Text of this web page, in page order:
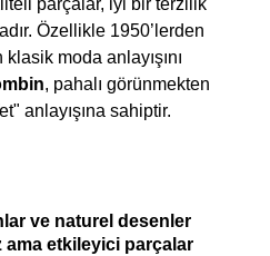
Özellikle 1950’lerden
moda anlayışını
, pahalı görünmekten
anlayışına sahiptir.
ve naturel desenler
ama etkileyici parçalar